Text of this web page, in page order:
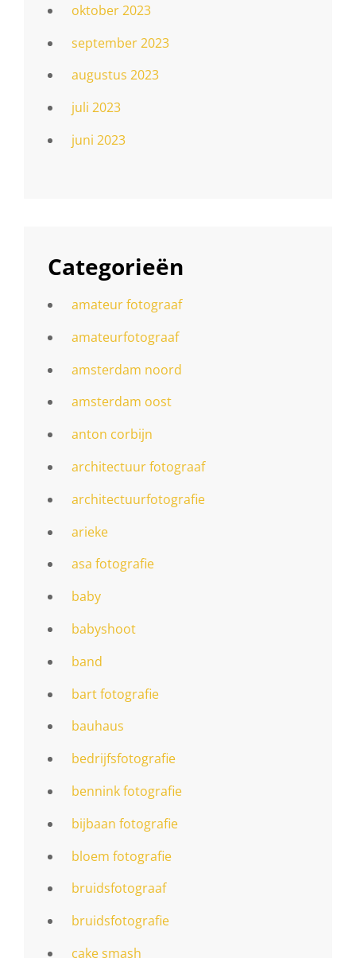
oktober 2023
september 2023
augustus 2023
juli 2023
juni 2023
Categorieën
amateur fotograaf
amateurfotograaf
amsterdam noord
amsterdam oost
anton corbijn
architectuur fotograaf
architectuurfotografie
arieke
asa fotografie
baby
babyshoot
band
bart fotografie
bauhaus
bedrijfsfotografie
bennink fotografie
bijbaan fotografie
bloem fotografie
bruidsfotograaf
bruidsfotografie
cake smash